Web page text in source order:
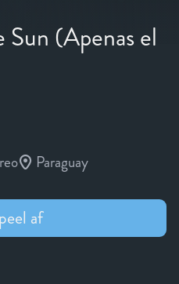
(Apenas el
Paraguay
af